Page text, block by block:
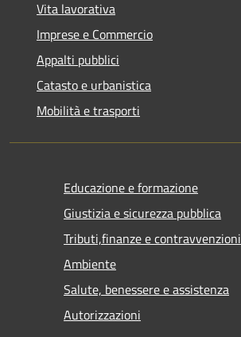
Vita lavorativa
Imprese e Commercio
Appalti pubblici
Catasto e urbanistica
Mobilità e trasporti
Educazione e formazione
Giustizia e sicurezza pubblica
Tributi,finanze e contravvenzioni
Ambiente
Salute, benessere e assistenza
Autorizzazioni